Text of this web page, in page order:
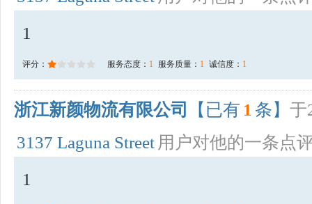
1
评分： 服务态度： 1 服务质量： 1 诚信度： 1
浙江新颜物流有限公司 【已有 1 条】 于
3137 Laguna Street 用户对他的一条点
1